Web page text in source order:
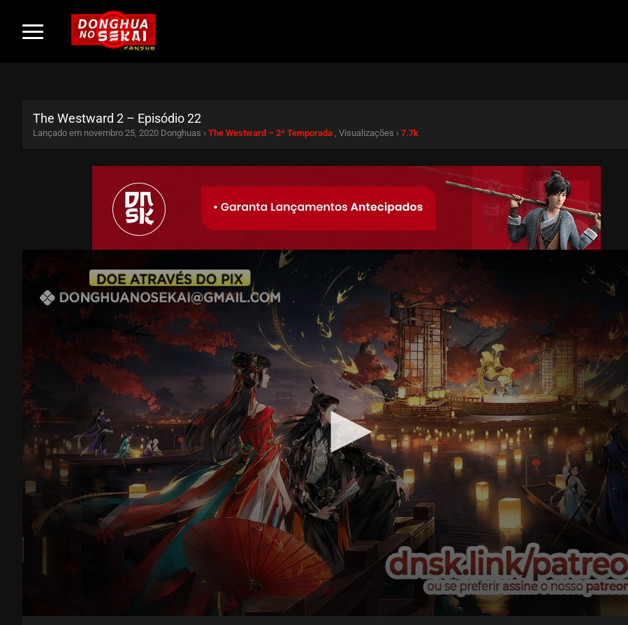
The Westward 2 – Episódio 22
Lançado em novembro 25, 2020 Donghuas › The Westward – 2ª Temporada , Visualizações › 7.7k